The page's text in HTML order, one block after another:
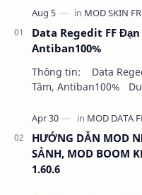
Data Regedit FF
Antiban100%
Thông tin: Data
Tâm, Antiban100% Dung lượng: 5MB Chức năng: -
HƯỚNG DẪN MOD
SẢNH, MOD BOOM
1.60.6